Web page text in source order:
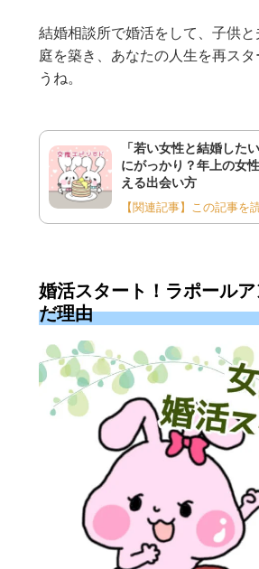
結婚相談所で婚活をして、子供
庭を築き、あなたの人生を再スタ
うね。
「若い女性と結婚した
にがっかり？年上の女
える出会い方
【関連記事】この記事を
婚活スタート！ラポール
だ理由